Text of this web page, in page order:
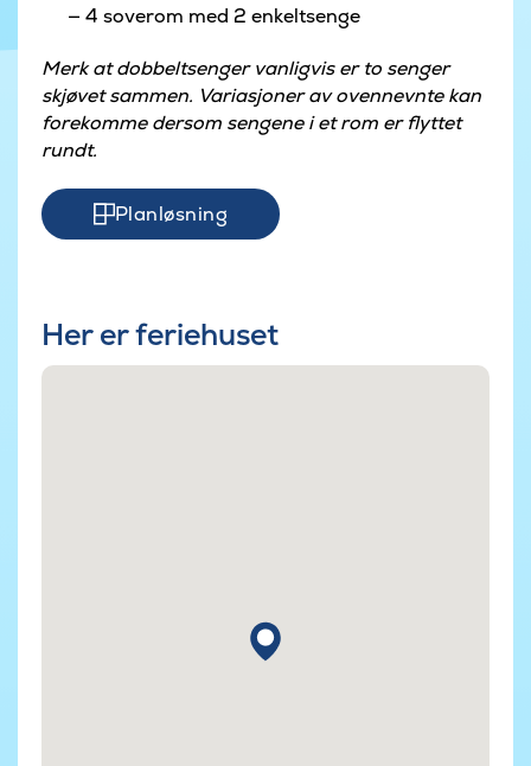
4 soverom med 2 enkeltsenge
Merk at dobbeltsenger vanligvis er to senger
skjøvet sammen. Variasjoner av ovennevnte kan
forekomme dersom sengene i et rom er flyttet
rundt.
Planløsning
Her er feriehuset